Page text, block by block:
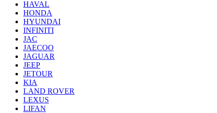
HAVAL
HONDA
HYUNDAI
INFINITI
JAC
JAECOO
JAGUAR
JEEP
JETOUR
KIA
LAND ROVER
LEXUS
LIFAN